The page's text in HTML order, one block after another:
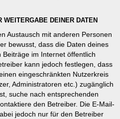
WEITERGABE DEINER DATEN
Austausch mit anderen Personen
bewusst, dass die Daten deines
im Internet öffentlich
kann jedoch festlegen, dass
eingeschränkten Nutzerkreis
Administratoren etc.) zugänglich
suche nach entsprechenden
den Betreiber. Die E-Mail-
jedoch nur für den Betreiber